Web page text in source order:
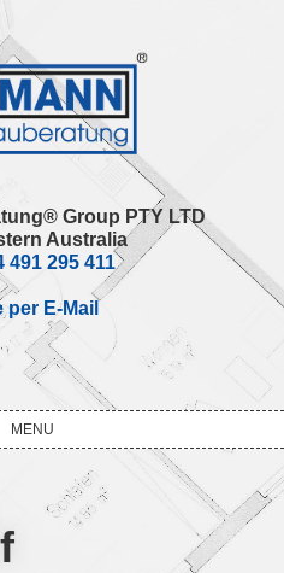
Group PTY LTD
Australia
491 295 411
E-Mail
MENU